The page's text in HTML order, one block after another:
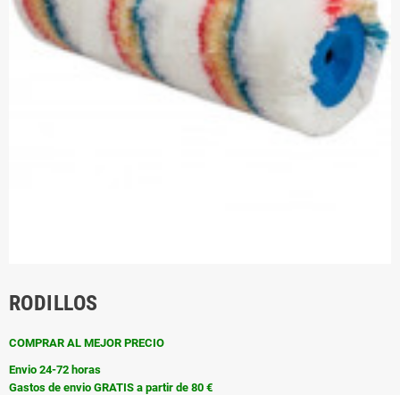
RODILLOS
COMPRAR AL MEJOR PRECIO
Envio 24-72 horas
Gastos de envio GRATIS a partir de 80 €